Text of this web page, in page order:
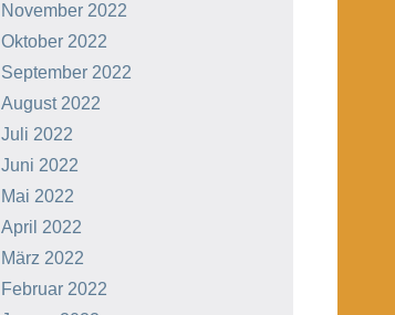
November 2022
Oktober 2022
September 2022
August 2022
Juli 2022
Juni 2022
Mai 2022
April 2022
März 2022
Februar 2022